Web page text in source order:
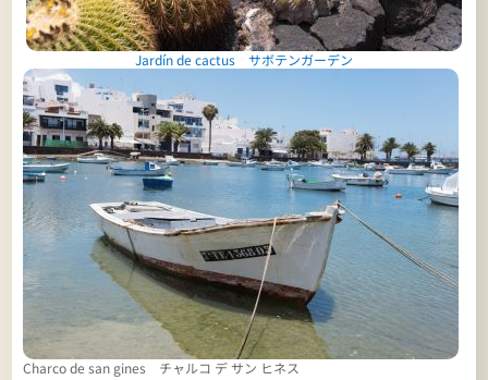
Jardín de cactus サボテンガーデン
Charco de san gines チャルコ デ サン ヒネス